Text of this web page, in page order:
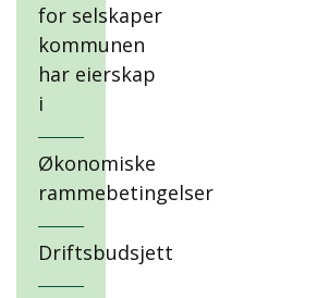
for selskaper
kommunen
har eierskap
i
Økonomiske
rammebetingelser
Driftsbudsjett